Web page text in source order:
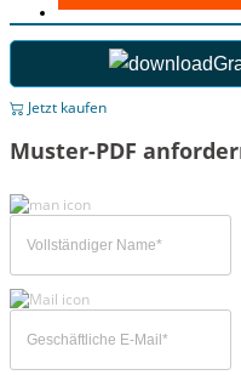
Jetzt kaufen
Muster-PDF